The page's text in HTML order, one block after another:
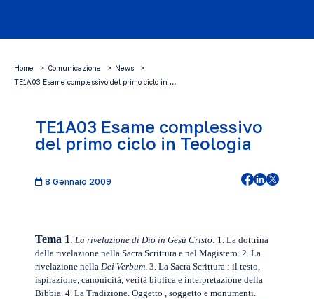
Home Comunicazione
News
TE1A03 Esame complessivo del primo ciclo in …
TE1A03 Esame complessivo
del primo ciclo in Teologia
8 Gennaio 2009
Tema 1 : La rivelazione di Dio in Gesù Cristo: 1. La dottrina
della rivelazione nella Sacra Scrittura e nel Magistero. 2. La
rivelazione nella Dei Verbum. 3. La Sacra Scrittura : il testo,
ispirazione, canonicità, verità biblica e interpretazione della
Bibbia. 4. La Tradizione. Oggetto , soggetto e monumenti.